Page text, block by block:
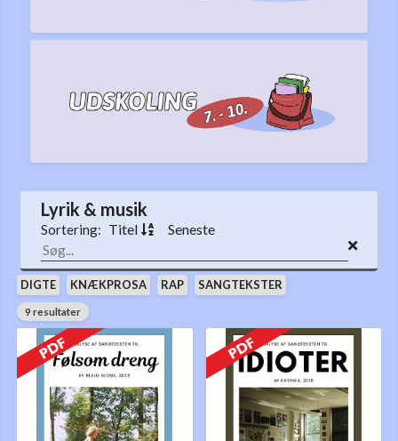
Lyrik & musik
Sortering: Titel Seneste
DIGTE KNÆKPROSA RAP SANGTEKSTER
9 resultater